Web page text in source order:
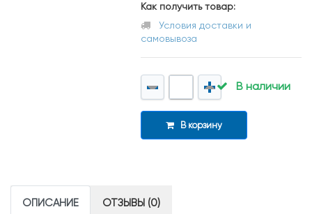
Как получить товар:
Условия доставки и
самовывоза
В наличии
В корзину
ОПИСАНИЕ ОТЗЫВЫ (0)